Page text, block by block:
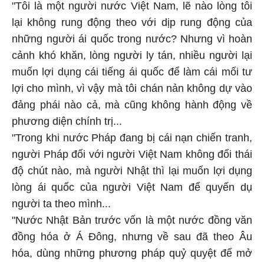
"Tôi là một người nước Việt Nam, lẽ nào lòng tôi
lại không rung động theo với dịp rung động của
những người ái quốc trong nước? Nhưng vì hoàn
cảnh khó khăn, lòng người ly tán, nhiều người lại
muốn lợi dụng cái tiếng ái quốc để làm cái mối tư
lợi cho mình, vì vậy mà tôi chán nản không dự vào
đảng phái nào cả, mà cũng không hành động về
phương diện chính trị...
"Trong khi nước Pháp đang bị cái nạn chiến tranh,
người Pháp đối với người Việt Nam không đổi thái
độ chút nào, mà người Nhật thì lại muốn lợi dụng
lòng ái quốc của người Việt Nam để quyến dụ
người ta theo mình...
"Nước Nhật Bản trước vốn là một nước đồng văn
đồng hóa ở Á Ðông, nhưng về sau đã theo Âu
hóa, dùng những phương pháp quỷ quyệt để mở